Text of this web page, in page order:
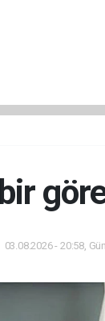
03.08.2026 - 20:58,